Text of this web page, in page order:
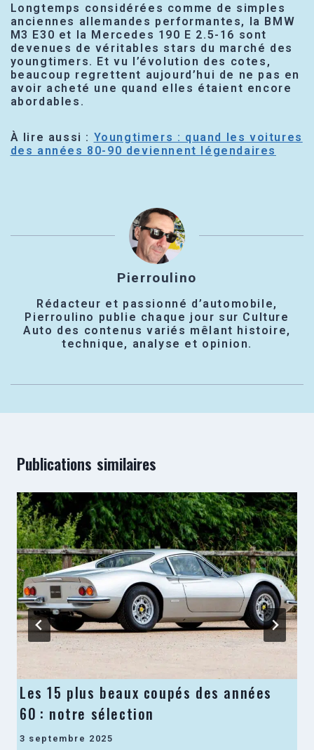
Longtemps considérées comme de simples
anciennes allemandes performantes, la BMW
M3 E30 et la Mercedes 190 E 2.5-16 sont
devenues de véritables stars du marché des
youngtimers. Et vu l’évolution des cotes,
beaucoup regrettent aujourd’hui de ne pas en
avoir acheté une quand elles étaient encore
abordables.
À lire aussi : Youngtimers : quand les voitures
des années 80-90 deviennent légendaires
Pierroulino
Rédacteur et passionné d’automobile,
Pierroulino publie chaque jour sur Culture
Auto des contenus variés mêlant histoire,
technique, analyse et opinion.
Publications similaires
Les 15 plus beaux coupés des années
60 : notre sélection
3 septembre 2025